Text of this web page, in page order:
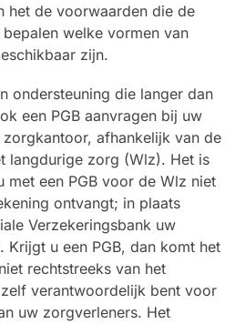
het de voorwaarden die de
welke vormen van
zijn.
ondersteuning die langer dan
een PGB aanvragen bij uw
afhankelijk van de
langdurige zorg (Wlz). Het is
met een PGB voor de Wlz niet
ontvangt; in plaats
Verzekeringsbank uw
u een PGB, dan komt het
rechtstreeks van het
verantwoordelijk bent voor
uw zorgverleners. Het